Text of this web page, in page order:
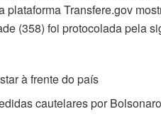
Transfere.gov
(358) foi protocolada pela
à frente do país
cautelares por Bolsonaro